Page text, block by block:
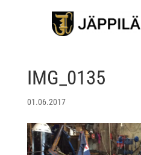
IMG_0135
01.06.2017